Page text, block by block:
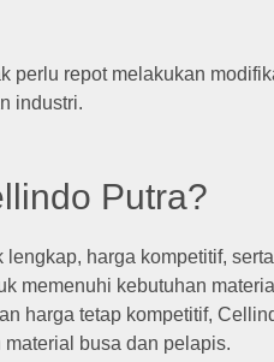
perlu repot melakukan
industri.
Putra?
harga kompetitif,
memenuhi kebutuhan
harga tetap kompetitif,
busa dan pelapis.